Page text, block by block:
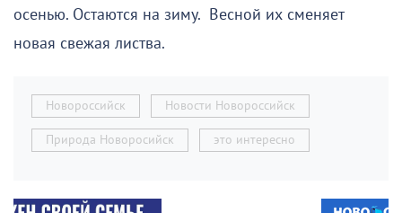
осенью. Остаются на зиму. Весной их сменяет
новая свежая листва.
Новороссийск Новости Новороссийск
Природа Новоросийск это интересно